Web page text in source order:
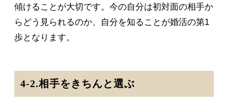
傾けることが大切です。今の自分は初対面の相手か
らどう見られるのか、自分を知ることが婚活の第1
歩となります。
4-2.相手をきちんと選ぶ